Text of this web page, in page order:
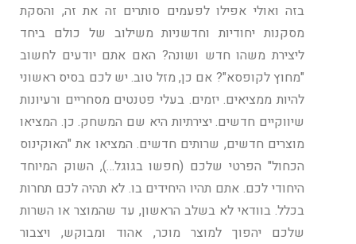
בזה ואולי אפילו לפעמים סותרים זה את זה, והסקת
מסקנות יחודיות וחדשניות משילוב של כולם ביחד
ליצירת משהו חדש ושונה? האם אתם יודעים לחשוב
"מחוץ לקופסא"? אם כן, מזל טוב. יש לכם בסיס ראשוני
להיות ממציאים. יזמים. בעלי פטנטים מסחריים ורעיונות
שיווקיים חדשים. יצירתיות היא שם המשחק. כן. המציאו
מוצרים חדשים, שרותים חדשים. המציאו את "האוקינוס
הכחול" הפרטי שלכם (חפשו בגוגל…), השוק המיוחד
היחודי לכם. אתם תהיו היחידים בו. לא תהיה לכם תחרות
בכלל. בוודאי לא בשלב הראשון, עד שהמוצר או השרות
שלכם יהפוך למוצר מוכר, אהוד ומבוקש, ויצבור